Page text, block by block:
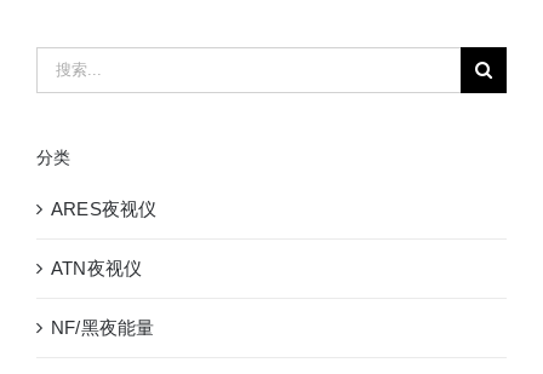
索：
分类
ARES夜视仪
ATN夜视仪
NF/黑夜能量